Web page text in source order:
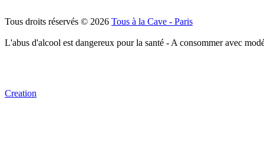
Tous droits réservés © 2026 Tous à la Cave - Paris
L'abus d'alcool est dangereux pour la santé - A consommer avec
Creation